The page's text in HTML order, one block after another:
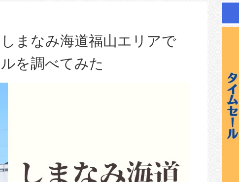
まなみ海道福山エリアで
を調べてみた